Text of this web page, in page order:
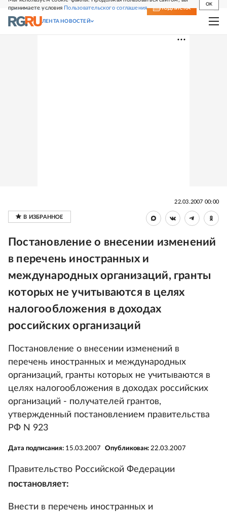
принимаете условия Пользовательского соглашения
OK
СВЕЖИЙ НОМЕР ПОДПИСКА
ЛЕНТА НОВОСТЕЙ
22.03.2007 00:00
Постановление о внесении изменений
в перечень иностранных и
международных организаций, гранты
которых не учитываются в целях
налогообложения в доходах
российских организаций
Постановление о внесении изменений в
перечень иностранных и международных
организаций, гранты которых не учитываются в
целях налогообложения в доходах российских
организаций - получателей грантов,
утвержденный постановлением правительства
РФ N 923
Дата подписания: 15.03.2007 Опубликован: 22.03.2007
Правительство Российской Федерации
постановляет:
Внести в перечень иностранных и